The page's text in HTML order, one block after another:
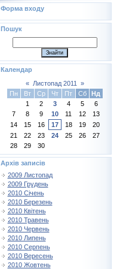
Форма входу
Пошук
Календар
«
Листопад 2011
»
Пн
Вт Ср Чт Пт Сб
Нд
1
2 3 4 5
6
7
8 9 10 11 12
13
14
15 16 17 18 19
20
21
22 23 24 25 26
27
28
29 30
Архів записів
2009 Листопад
2009 Грудень
2010 Січень
2010 Березень
2010 Квітень
2010 Травень
2010 Червень
2010 Липень
2010 Серпень
2010 Вересень
2010 Жовтень